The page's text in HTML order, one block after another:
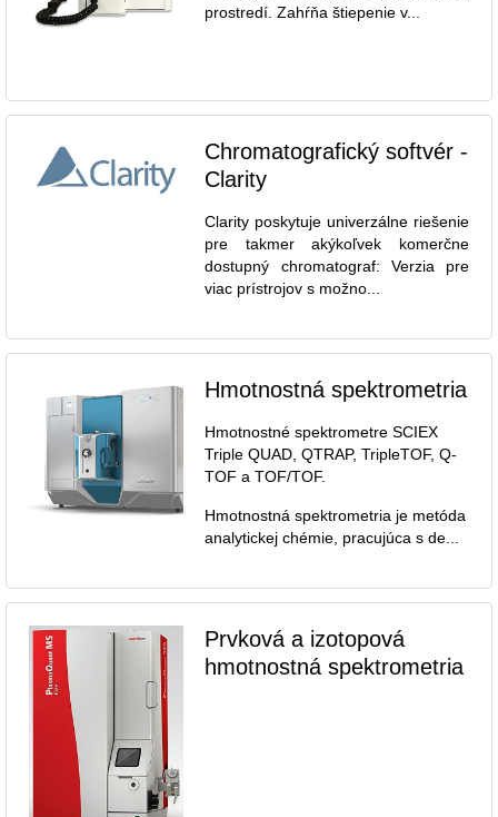
prostredí. Zahŕňa štiepenie v...
Chromatografický softvér -
Clarity
Clarity poskytuje univerzálne riešenie
pre takmer akýkoľvek komerčne
dostupný chromatograf: Verzia pre
viac prístrojov s možno...
Hmotnostná spektrometria
Hmotnostné spektrometre SCIEX
Triple QUAD, QTRAP, TripleTOF, Q-
TOF a TOF/TOF.
Hmotnostná spektrometria je metóda
analytickej chémie, pracujúca s de...
Prvková a izotopová
hmotnostná spektrometria